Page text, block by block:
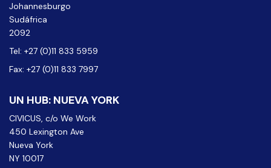
Johannesburgo
Sudáfrica
2092
Tel: +27 (0)11 833 5959
Fax: +27 (0)11 833 7997
UN HUB: NUEVA YORK
CIVICUS, c/o We Work
450 Lexington Ave
Nueva York
NY 10017